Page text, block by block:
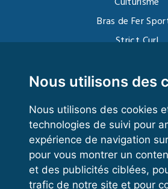
Nous utilisons des
Nous utilisons des cookies
technologies de suivi pour
expérience de navigation
pour vous montrer un
et des publicités ciblées,
trafic de notre site et pour
Bras de Fer
Strict Curl
Kettlebell
VOS ESPACES
Espace
Espace